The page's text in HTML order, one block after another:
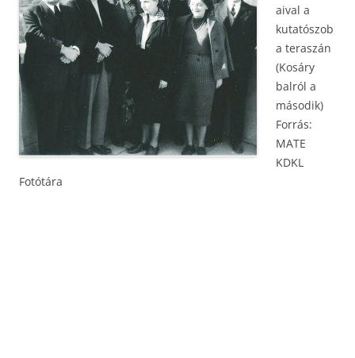
aival a
kutatószob
a teraszán
(Kosáry
balról a
második)
Forrás:
MATE
KDKL
Fotótára